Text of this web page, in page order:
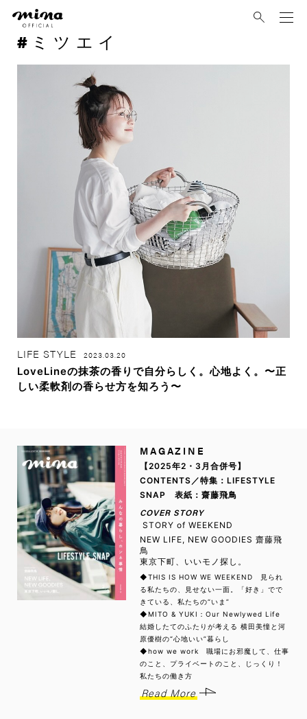
ミツエイ
LIFE STYLE 2023.03.20
LoveLineの抹茶の香りで自分らしく。心地よく。〜正
しい柔軟剤の香らせ方を知ろう〜
MAGAZINE
【2025年2・3月合併号】
CONTENTS／特集：LIFESTYLE
SNAP 表紙：齋藤飛鳥
COVER STORY
STORY of WEEKEND
NEW LIFE, NEW GOODIES 齋藤飛
鳥
東京下町、いいモノ探し。
◆THIS IS HOW WE WEEKEND 見られ
る私たちの、見せない一面。「好き」でで
きている、私たちの“いま”
◆MITO & YUKI：Our Newlywed Life
結婚したてのふたりが考える 横田美憧と河
原優樹の“心地いい”暮らし
◆how we work 職場にお邪魔して、仕事
のこと、プライベートのこと、じっくり！
私たちの働き方
Read More